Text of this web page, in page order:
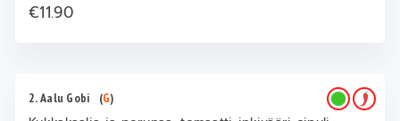
€11.90
2. Aalu Gobi (G)